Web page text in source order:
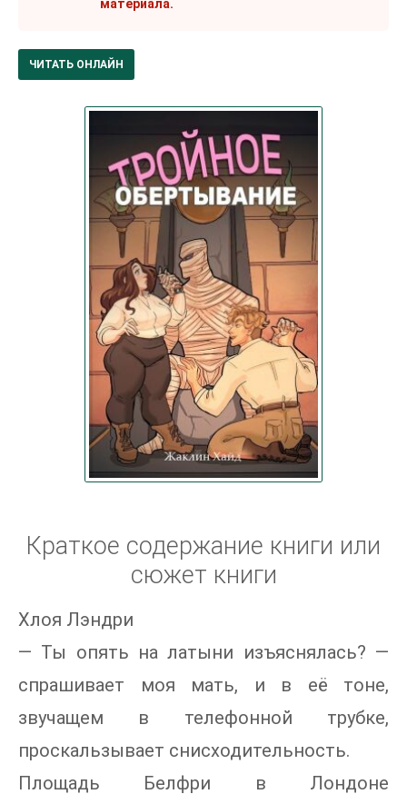
материала.
ЧИТАТЬ ОНЛАЙН
Краткое содержание книги или
сюжет книги
Хлоя Лэндри
— Ты опять на латыни изъяснялась? —
спрашивает моя мать, и в её тоне,
звучащем в телефонной трубке,
проскальзывает снисходительность.
Площадь Белфри в Лондоне